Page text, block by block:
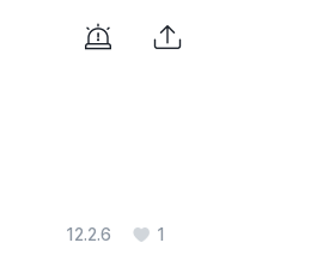
12.2.6 1